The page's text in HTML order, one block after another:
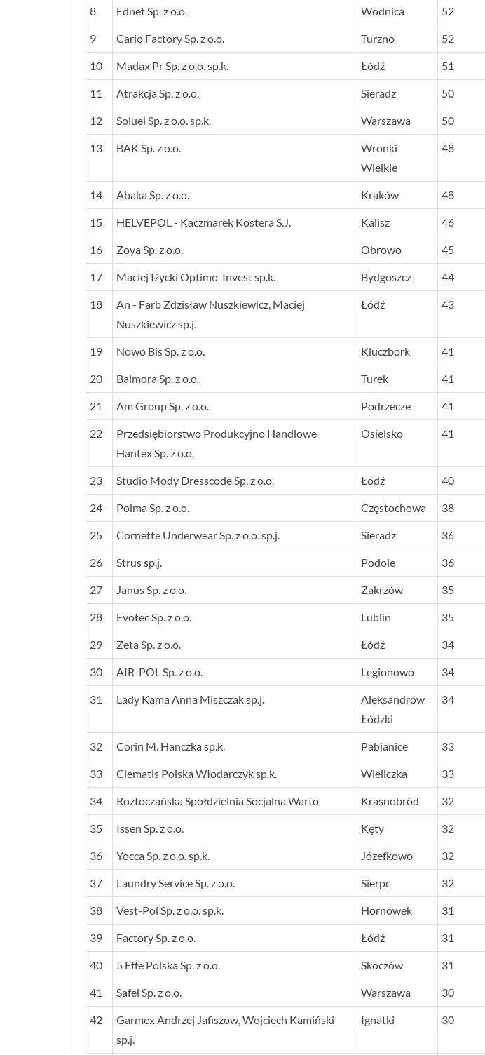
8 Ednet Sp. z o.o. Wodnica 52
9 Carlo Factory Sp. z o.o. Turzno 52
10 Madax Pr Sp. z o.o. sp.k. Łódź 51
11 Atrakcja Sp. z o.o. Sieradz 50
12 Soluel Sp. z o.o. sp.k. Warszawa 50
13 BAK Sp. z o.o.
Wronki
Wielkie
48
14 Abaka Sp. z o.o. Kraków 48
15 HELVEPOL - Kaczmarek Kostera S.J. Kalisz 46
16 Zoya Sp. z o.o. Obrowo 45
17 Maciej Iżycki Optimo-Invest sp.k. Bydgoszcz 44
18
An - Farb Zdzisław Nuszkiewicz, Maciej
Nuszkiewicz sp.j.
Łódź 43
19 Nowo Bis Sp. z o.o. Kluczbork 41
20 Balmora Sp. z o.o. Turek 41
21 Am Group Sp. z o.o. Podrzecze 41
22
Przedsiębiorstwo Produkcyjno Handlowe
Hantex Sp. z o.o.
Osielsko 41
23 Studio Mody Dresscode Sp. z o.o. Łódź 40
24 Polma Sp. z o.o. Częstochowa 38
25 Cornette Underwear Sp. z o.o. sp.j. Sieradz 36
26 Strus sp.j. Podole 36
27 Janus Sp. z o.o. Zakrzów 35
28 Evotec Sp. z o.o. Lublin 35
29 Zeta Sp. z o.o. Łódź 34
30 AIR-POL Sp. z o.o. Legionowo 34
31 Lady Kama Anna Miszczak sp.j.
Aleksandrów
Łódzki
34
32 Corin M. Hanczka sp.k. Pabianice 33
33 Clematis Polska Włodarczyk sp.k. Wieliczka 33
34 Roztoczańska Spółdzielnia Socjalna Warto Krasnobród 32
35 Issen Sp. z o.o. Kęty 32
36 Yocca Sp. z o.o. sp.k. Józefkowo 32
37 Laundry Service Sp. z o.o. Sierpc 32
38 Vest-Pol Sp. z o.o. sp.k. Hornówek 31
39 Factory Sp. z o.o. Łódź 31
40 5 Effe Polska Sp. z o.o. Skoczów 31
41 Safel Sp. z o.o. Warszawa 30
42
Garmex Andrzej Jafiszow, Wojciech Kamiński
sp.j.
Ignatki 30